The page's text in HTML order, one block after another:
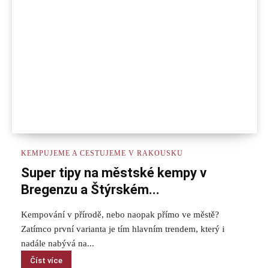
KEMPUJEME A CESTUJEME V RAKOUSKU
Super tipy na městské kempy v
Bregenzu a Štýrském...
Kempování v přírodě, nebo naopak přímo ve městě?
Zatímco první varianta je tím hlavním trendem, který i
nadále nabývá na...
Číst více